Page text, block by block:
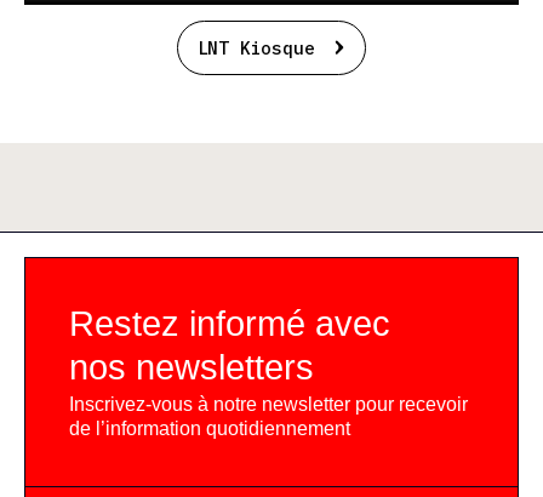
LNT Kiosque
Restez informé avec
nos newsletters
Inscrivez-vous à notre newsletter pour recevoir
de l’information quotidiennement